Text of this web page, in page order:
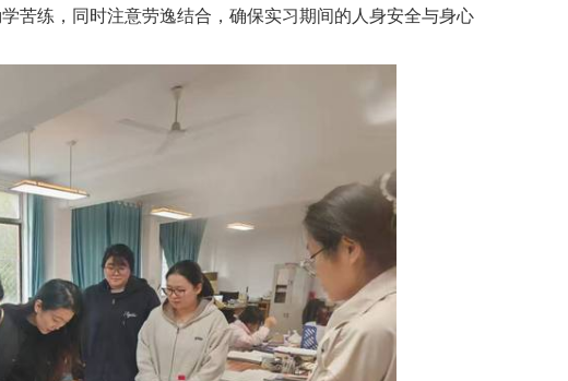
苦练，同时注意劳逸结合，确保实习期间的人身安全与身心